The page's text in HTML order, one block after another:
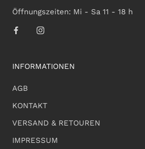
Öffnungszeiten: Mi - Sa 11 - 18 h
INFORMATIONEN
AGB
KONTAKT
VERSAND & RETOUREN
IMPRESSUM